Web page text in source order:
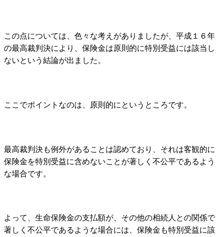
この点については、色々な考えがありましたが、平成１６年
の最高裁判決により、保険金は原則的に特別受益には該当し
ないという結論が出ました。
ここでポイントなのは、原則的にというところです。
最高裁判決も例外があることは認めており、それは客観的に
保険金を特別受益に含めないことが著しく不公平であるよう
な場合です。
よって、生命保険金の支払額が、その他の相続人との関係で
著しく不公平であるような場合には、保険金も特別受益に該